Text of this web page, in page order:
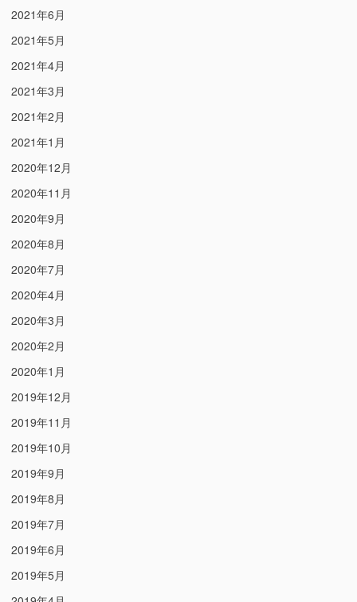
2021年6月
2021年5月
2021年4月
2021年3月
2021年2月
2021年1月
2020年12月
2020年11月
2020年9月
2020年8月
2020年7月
2020年4月
2020年3月
2020年2月
2020年1月
2019年12月
2019年11月
2019年10月
2019年9月
2019年8月
2019年7月
2019年6月
2019年5月